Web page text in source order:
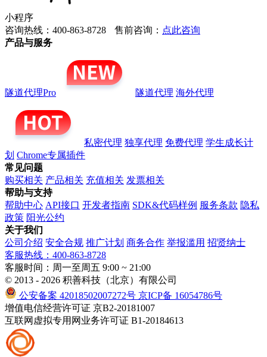
小程序
咨询热线：400-863-8728
售前咨询： 点此咨询
产品与服务
隧道代理Pro 隧道代理 海外代理
私密代理 独享代理 免费代理 学生成长计
划 Chrome专属插件
常见问题
购买相关 产品相关 充值相关 发票相关
帮助与支持
帮助中心 API接口 开发者指南 SDK&代码样例 服务条款 隐私
政策 阳光公约
关于我们
公司介绍 安全合规 推广计划 商务合作 举报滥用 招贤纳士
客服热线：400-863-8728
客服时间：周一至周五 9:00 ~ 21:00
© 2013 - 2026 积善科技（北京）有限公司
公安备案 42018502007272号 京ICP备 16054786号
增值电信经营许可证 京B2-20181007
互联网虚拟专用网业务许可证 B1-20184613